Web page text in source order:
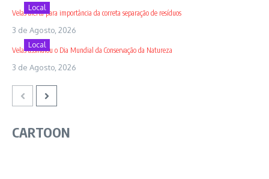
Local
Velas alerta para importância da correta separação de resíduos
3 de Agosto, 2026
Local
Velas assinalou o Dia Mundial da Conservação da Natureza
3 de Agosto, 2026
CARTOON